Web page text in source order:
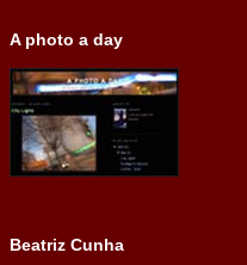
A photo a day
Beatriz Cunha